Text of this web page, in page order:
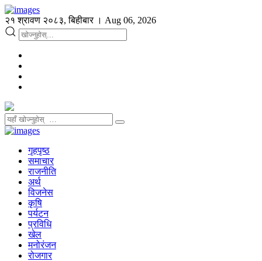
२१ श्रावण २०८३, बिहीबार । Aug 06, 2026
गृहपृष्ठ
समाचार
राजनीति
अर्थ
विजनेस
कृषि
पर्यटन
प्रविधि
खेल
मनोरंजन
रोजगार